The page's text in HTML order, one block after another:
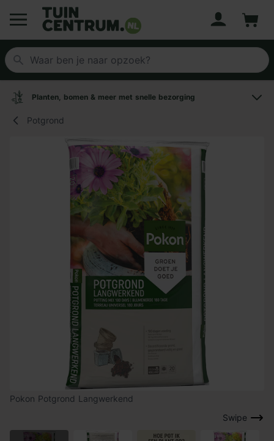
Logo Tuincentrum.nl
Planten, bomen & meer met snelle bezorging
Potgrond
Swipe
Pokon Potgrond Langwerkend